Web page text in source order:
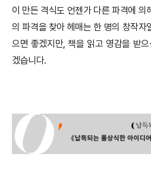
이 만든 격식도 언젠가 다른 파격에 의
의 파격을 찾아 헤매는 한 명의 창작자
으면 좋겠지만, 책을 읽고 영감을 받
겠습니다.